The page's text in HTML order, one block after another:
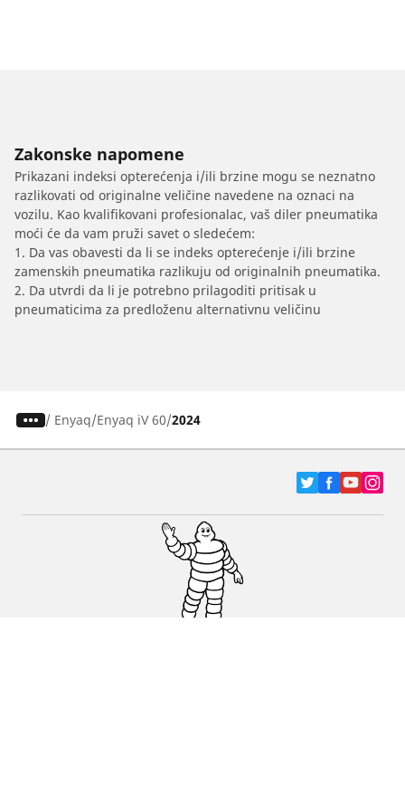
Zakonske napomene
Prikazani indeksi opterećenja i/ili brzine mogu se neznatno
razlikovati od originalne veličine navedene na oznaci na
vozilu. Kao kvalifikovani profesionalac, vaš diler pneumatika
moći će da vam pruži savet o sledećem:
1. Da vas obavesti da li se indeks opterećenje i/ili brzine
zamenskih pneumatika razlikuju od originalnih pneumatika.
2. Da utvrdi da li je potrebno prilagoditi pritisak u
pneumaticima za predloženu alternativnu veličinu
/ Enyaq Enyaq iV 60 2024